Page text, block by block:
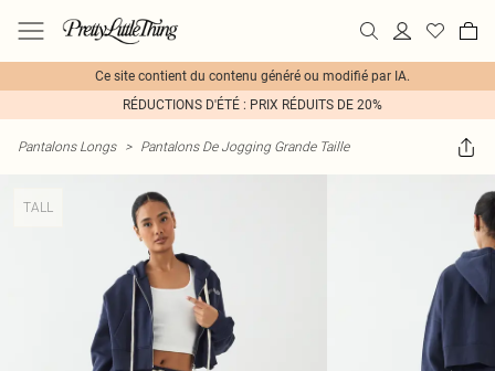
Ce site contient du contenu généré ou modifié par IA.
RÉDUCTIONS D'ÉTÉ : PRIX RÉDUITS DE 20%
Pantalons Longs > Pantalons De Jogging Grande Taille
TALL